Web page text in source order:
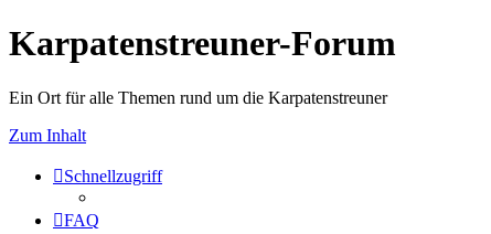
Karpatenstreuner-Forum
Ein Ort für alle Themen rund um die Karpatenstreuner
Zum Inhalt
Schnellzugriff
FAQ